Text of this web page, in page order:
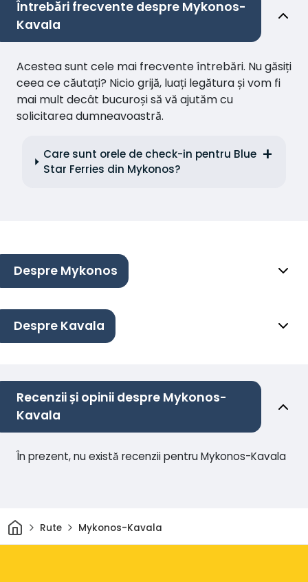
Întrebări frecvente despre Mykonos-
Kavala
Acestea sunt cele mai frecvente întrebări. Nu găsiți
ceea ce căutați? Nicio grijă, luați legătura și vom fi
mai mult decât bucuroși să vă ajutăm cu
solicitarea dumneavoastră.
Care sunt orele de check-in pentru Blue
Star Ferries din Mykonos?
Despre Mykonos
Despre Kavala
Recenzii și opinii despre Mykonos-
Kavala
În prezent, nu există recenzii pentru Mykonos-Kavala
AcasăRute Mykonos-Kavala